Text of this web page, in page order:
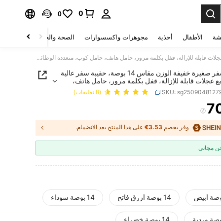
0
0
الأطفال أحذية مجوهرات واكسسوارات الصحة والجمال
حقيبة سفر صغيرة خفيفة الوزن مقاس 14 بوصة، حقيبة سفر عالية الجودة مع عجلات قابلة للإزالة، قفل بكلمة مرور، حامل هاتف، حامل كوب، متعددة الوظائف، قدرة تحمل عالية، مناسبة للسفر الخارجي
حقيبة سفر صغيرة خفيفة الوزن مقاس 14 بوصة، حقيبة سفر عالية
عجلات قابلة للإزالة، قفل بكلمة مرور، حامل هاتف،
متعددة الوظائف، قدرة تحمل عالية، مناسبة للسفر
SKU: (8 تعليقات)
PRICE AND
وفر بخصم 3.53€ على هذا المنتج بعد الانضمام.
مجاني
14 بوصة أزرق فاتح 14 بوصة سوداء
14 بوصة خضراء